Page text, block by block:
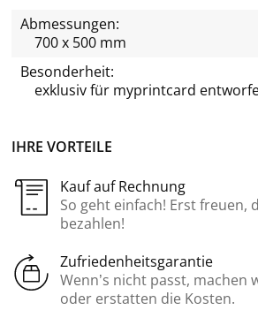
IHRE VORTEILE
Kauf auf Rechnung
So geht einfach! Erst freuen,
bezahlen!
Zufriedenheitsgarantie
Wenn’s nicht passt, machen
oder erstatten die Kosten.
Abmessungen:
700 x 500 mm
Besonderheit:
exklusiv für myprintcard